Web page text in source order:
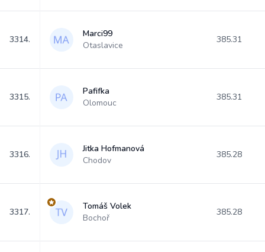
3314.
Marci99
Otaslavice
385.31
3315.
Pafifka
Olomouc
385.31
3316.
Jitka Hofmanová
Chodov
385.28
3317.
Tomáš Volek
Bochoř
385.28